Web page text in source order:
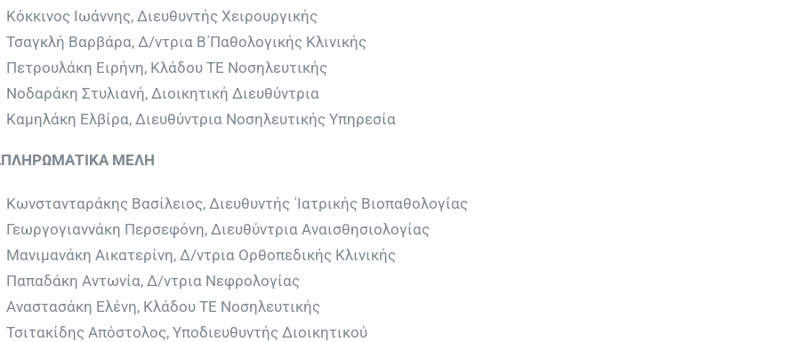
Κόκκινος Ιωάννης, Διευθυντής Χειρουργικής
Τσαγκλή Βαρβάρα, Δ/ντρια Β΄Παθολογικής Κλινικής
Πετρουλάκη Ειρήνη, Κλάδου ΤΕ Νοσηλευτικής
Νοδαράκη Στυλιανή, Διοικητική Διευθύντρια
Καμηλάκη Ελβίρα, Διευθύντρια Νοσηλευτικής Υπηρεσία
ΜΕΛΗ
Κωνστανταράκης Βασίλειος, Διευθυντής ΄Ιατρικής Βιοπαθολογίας
Γεωργογιαννάκη Περσεφόνη, Διευθύντρια Αναισθησιολογίας
Μανιμανάκη Αικατερίνη, Δ/ντρια Ορθοπεδικής Κλινικής
Παπαδάκη Αντωνία, Δ/ντρια Νεφρολογίας
Αναστασάκη Ελένη, Κλάδου ΤΕ Νοσηλευτικής
Τσιτακίδης Απόστολος, Υποδιευθυντής Διοικητικού